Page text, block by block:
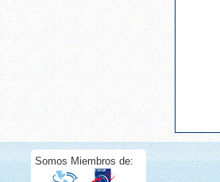
Somos Miembros de: